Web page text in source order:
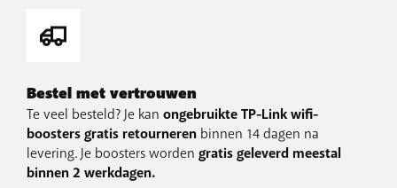
Bestel met vertrouwen
Te veel besteld? Je kan ongebruikte TP-Link wifi-
boosters gratis retourneren binnen 14 dagen na
levering. Je boosters worden gratis geleverd meestal
binnen 2 werkdagen.